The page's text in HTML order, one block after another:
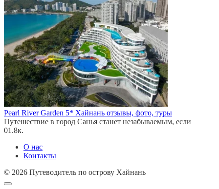
Pearl River Garden 5* Хайнань отзывы, фото, туры
Путешествие в город Санья станет незабываемым, если
01.8к.
О нас
Контакты
© 2026 Путеводитель по острову Хайнань